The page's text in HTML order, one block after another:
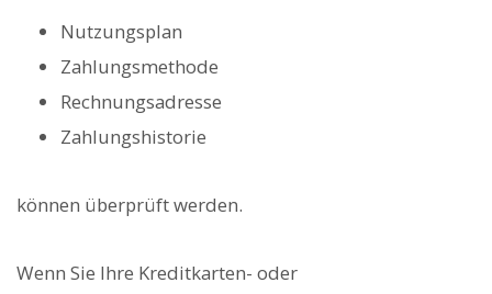
Nutzungsplan
Zahlungsmethode
Rechnungsadresse
Zahlungshistorie
können überprüft werden.
Wenn Sie Ihre Kreditkarten- oder